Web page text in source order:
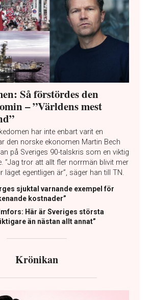
Så förstördes den
– ”Världens mest
har inte enbart varit en
den norske ekonomen Martin Bech
på Sveriges 90-talskris som en viktig
”Jag tror att allt fler norrmän blivit mer
egentligen är”, säger han till TN.
sjuktal varnande exempel för
kostnader”
Här är Sveriges största
än nästan allt annat”
Krönikan